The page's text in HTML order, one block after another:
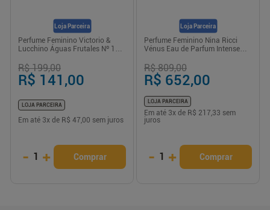
Loja Parceira
Perfume Feminino Victorio &
Lucchino Águas Frutales Nº 19
R$ 199,00
R$ 141,00
LOJA PARCEIRA
Em até 3x de R$ 47,00 sem juros
- 1 + Comprar
Loja Parceira
Perfume Feminino Nina Ricci
Vénus Eau de Parfum Intense
R$ 809,00
R$ 652,00
LOJA PARCEIRA
Em até 3x de R$ 217,33 sem
juros
- 1 + Comprar